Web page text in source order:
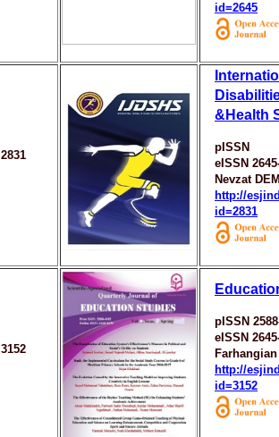
id=2645
2831
&Health
pISSN
eISSN
Nevzat
http://
id=2831
3152
pISSN
eISSN
http://
id=3152